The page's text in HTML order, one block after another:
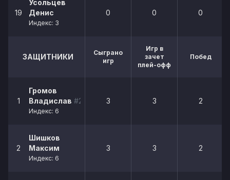
19
Усольцев
Денис
Индекс: 3
0 0 0
ЗАЩИТНИКИ
Сыграно
игр
Игр в
зачет
плей-офф
Побед
1
Громов
Владислав #22
Индекс: 6
3 3 2
2
Шишков
Максим
Индекс: 6
3 3 2